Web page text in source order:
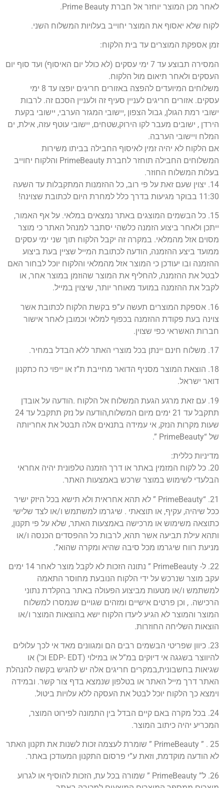
לאחר מכן המוצר יוחזר אל חברת Prime Beauty.
לקוח שלא יאסוף את המוצר יחוייב בעלויות המשלוח השני.
זמן אספקת המוצרים עד בית הלקוח:
המסירה תבוצע עד 7 ימי עסקים (לא כולל יום האיסוף) ועד סוף יום
העסקים ולאחר תיאום מול הלקוח.
משלוחים המיועדים להפצה באזורים חריגים יופצו עד 8 ימי
עסקים. אזורים חריגים לעניין סעיף זה ולעניין הסכם זה. לרבות
ישובי רמת הגולן, גבול הצפון ,יישובי המגזר הערבי, יישובי בקעת
הירדן , ישובים מעבר לקו הירוק,שטחים, יישובי עוטף עזה, אילת, ים
המלח ויישובי הערבה.
אם הלקוח לא יהיה זמין לאיסוף החבילה בביתו משירות
המשלוחים החבילה תוחזר לחברת PrimeBeauty והלקוח יחוייב
בעלות המשלוח החוזר.
14. יצוין שעם זאת על פי רוב, כל ההזמנות המתקבלות עד השעה
11:30 בבוקר מגיעות בדרך כלל למחרת היום לכתובת שצוינה!
15. כל הבשמים המוצגים באתר נמצאים במלאי. על אף האמור,
ייתכן ולאחר ביצוע הזמנה כלשהי יסתבר למנהל האתר כי מוצר
מסוים אזל מהמלאי. במקרה זה יקבל הלקוח תוך שני ימי עסקים
ממועד ביצע ההזמנה, הודעה לכתובת המייל שציין בעת ביצוע
ההזמנה ובו יעודכן כי המוצר אזל מהמלאי והלקוח יוכל לבחור האם
לבטל את ההזמנה, להחליף את המוצר שהוזמן במוצר אחר, או
לקבל את ההזמנה במועד מאוחר יותר, שיצוין במייל.
16. אספקת המוצרים תעשה ע”פ בקשת הלקוח לכתובת אשר
צוינה בעת פקודת ההזמנה בכפוף למלאי וכמובן לאחר אישור
חברות האשראי כפי שצוין.
17. משלוח חינם יינתן בכל מוצרי האתר ללא הבדל במחיר.
18. הוצאת המוצר מסניף הדואר מחייבת ת”ז או ייפוי כח כתקנון
דואר ישראל.
19. עם זאת מרגע הגעת המשלוח אל הלקוח .הודעה על אובדן
תתקבל עד 21 ימים מיום המשלוח,הודעה על נזק תתקבל עד 24
שעות מקרות הנזק, אי עמידה בתנאים אלה תבטל את אחריותה
של “PrimeBeauty ”.
מדיניות כללית:
20. כל לקוח המזמין באתר או דרך הזמנה טלפונית יהיה אחראי
הבלעדי לשימוש במוצר שרכש באמצעות האתר.
21. “PrimeBeauty ” לא תהא אחראית ולא תישא בכל היזק ישיר
ככל שיהיה, עקיף, או תוצאתי . שיגרמו למשתמש ו/או לצד שלישי
כתוצאה משימוש או מרכישה באמצעות האתר, שלא על פי תקנון,
ותהא עילת תביעה אשר תהא, לרבות כל ההפסדים הכנסה ו/או
מניעת רווח שיגרמו מכל סיבה שהיא ומקרה שהוא”.
22. ל- PrimeBeauty ” נתונה הזכות לא לקבל מוצר לאחר 14 ימים
עקב מוצר שנרכש על ידי הלקוח הנובעת מחוסר התאמה
למשתמש ו/או מטעות מביצוע הפעולה באתר בהקלדת נתוני
הרכישה. , וכן פרטים אישיים ומזהים שגויים שנמסרו למשלוח
המוצר והמוצר לא הגיע ליעדו הלקוח ישא בהוצאות המוצר ו/או
הוצאות השליחה החוזרות.
23. כיוון שפריטי הבשמים רבים הם ומגוונים מאד אי לכך עלולים
להיווצר בשגגה אי דיוקים במ”ל או במילוי (EDP- EDT וכ’) או
שגיאות בחשבונית,במקרים חריגים אלה יש להגיש בקשה להנהלת
האתר דרך מייל האתר או בטלפון שנמצא בדף צור קשר. ובמידה
וימצא כך הלקוח יוכל לבטל את העסקה ללא עלויות ביטול.
24. בכל מקרה באם קיים הבדל בין התמונה לפירוט המוצר,
המכריע יהיה כיתוב המוצר.
25 . ” PrimeBeauty ” שומרת לעצמה זכות לשנות את תקנון האתר
לא הודעה מוקדמת, וזאת ע”י פרסום התקנון המעודכן באתר.
26. ל” PrimeBeauty ” שמורה בכל עת, הזכות להוסיף או לגרוע